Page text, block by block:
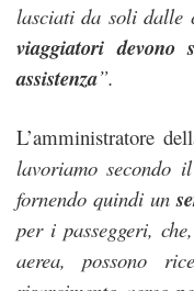
lasciati da soli dalle
viaggiatori
assistenza”.
L’amministratore
lavoriamo secondo
fornendo quindi un
per i passeggeri,
aerea, possono